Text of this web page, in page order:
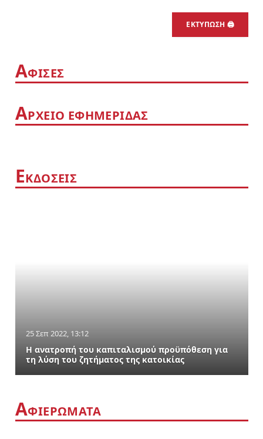
ΕΚΤΥΠΩΣΗ 🖨
ΑΦΙΣΕΣ
ΑΡΧΕΙΟ ΕΦΗΜΕΡΙΔΑΣ
ΕΚΔΟΣΕΙΣ
25 Σεπ 2022, 13:12
Η ανατροπή του καπιταλισμού προϋπόθεση για
τη λύση του ζητήματος της κατοικίας
ΑΦΙΕΡΩΜΑΤΑ